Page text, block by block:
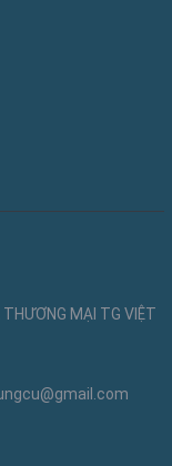
MẠI TG VIỆT